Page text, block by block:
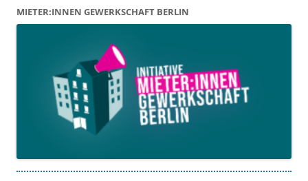
MIETER:INNEN GEWERKSCHAFT BERLIN